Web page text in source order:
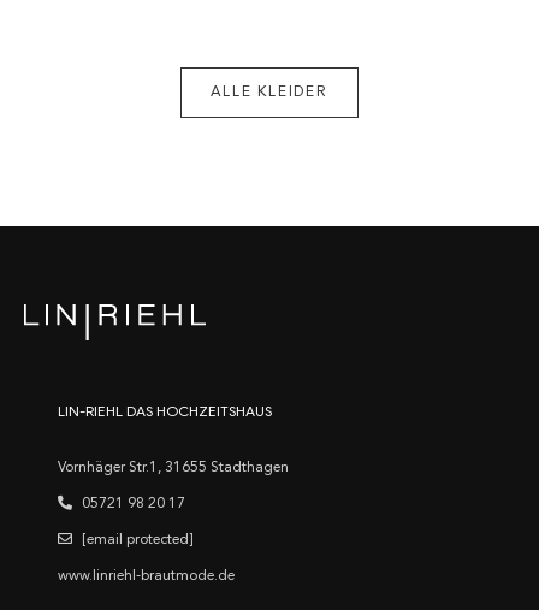
ALLE KLEIDER
LIN-RIEHL DAS HOCHZEITSHAUS
Vornhäger Str.1, 31655 Stadthagen
05721 98 20 17
[email protected]
www.linriehl-brautmode.de